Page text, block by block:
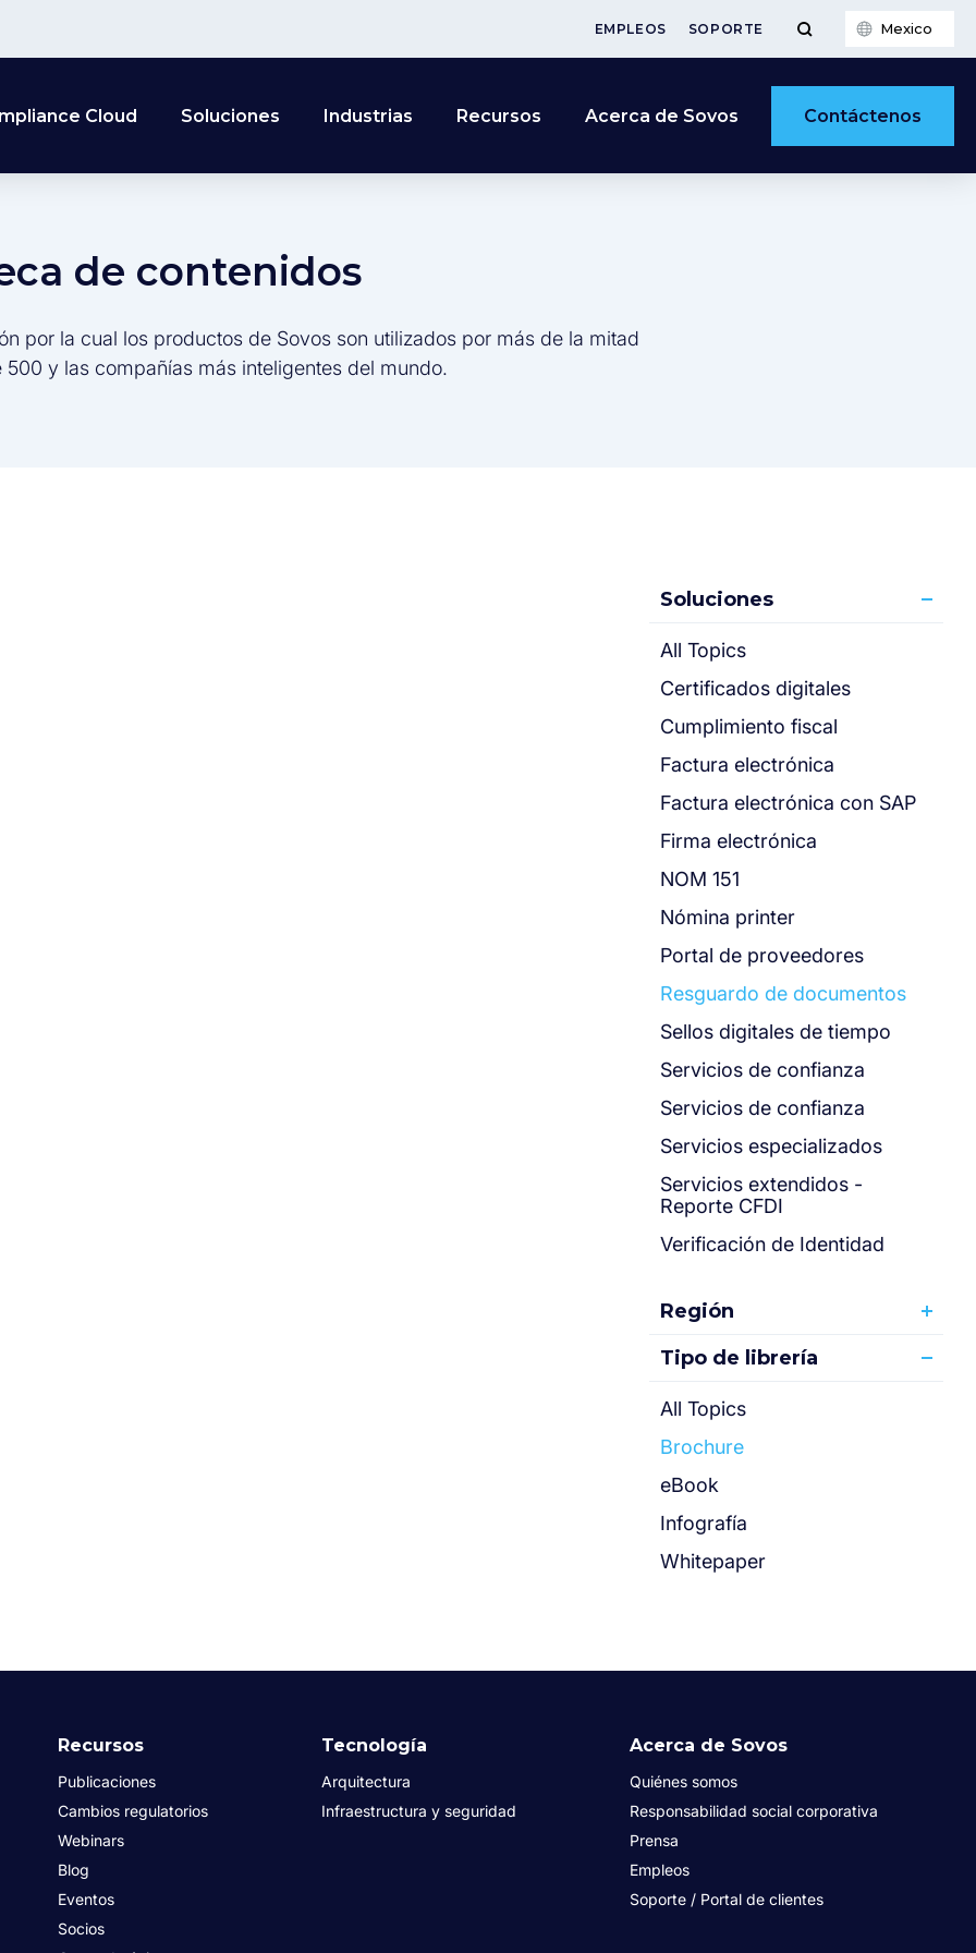
EMPLEOS SOPORTE Mexico
Cloud Soluciones Industrias Recursos Acerca de Sovos Contáctenos
de contenidos
por la cual los productos de Sovos son utilizados por más de la mitad
500 y las compañías más inteligentes del mundo.
Soluciones
All Topics
Certificados digitales
Cumplimiento fiscal
Factura electrónica
Factura electrónica con SAP
Firma electrónica
NOM 151
Nómina printer
Portal de proveedores
Resguardo de documentos
Sellos digitales de tiempo
Servicios de confianza
Servicios de confianza
Servicios especializados
Servicios extendidos -
Reporte CFDI
Verificación de Identidad
Región
Tipo de librería
All Topics
Brochure
eBook
Infografía
Whitepaper
Recursos
Publicaciones
Cambios regulatorios
Webinars
Blog
Eventos
Socios
Tecnología
Arquitectura
Infraestructura y seguridad
Acerca de Sovos
Quiénes somos
Responsabilidad social corporativa
Prensa
Empleos
Soporte / Portal de clientes